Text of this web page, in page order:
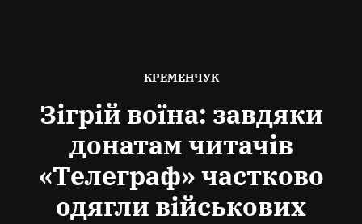
ОПУБЛІКОВАНО
КРЕМЕНЧУК
Зігрій воїна: завдяки
донатам читачів
«Телеграф» частково
одягли військових